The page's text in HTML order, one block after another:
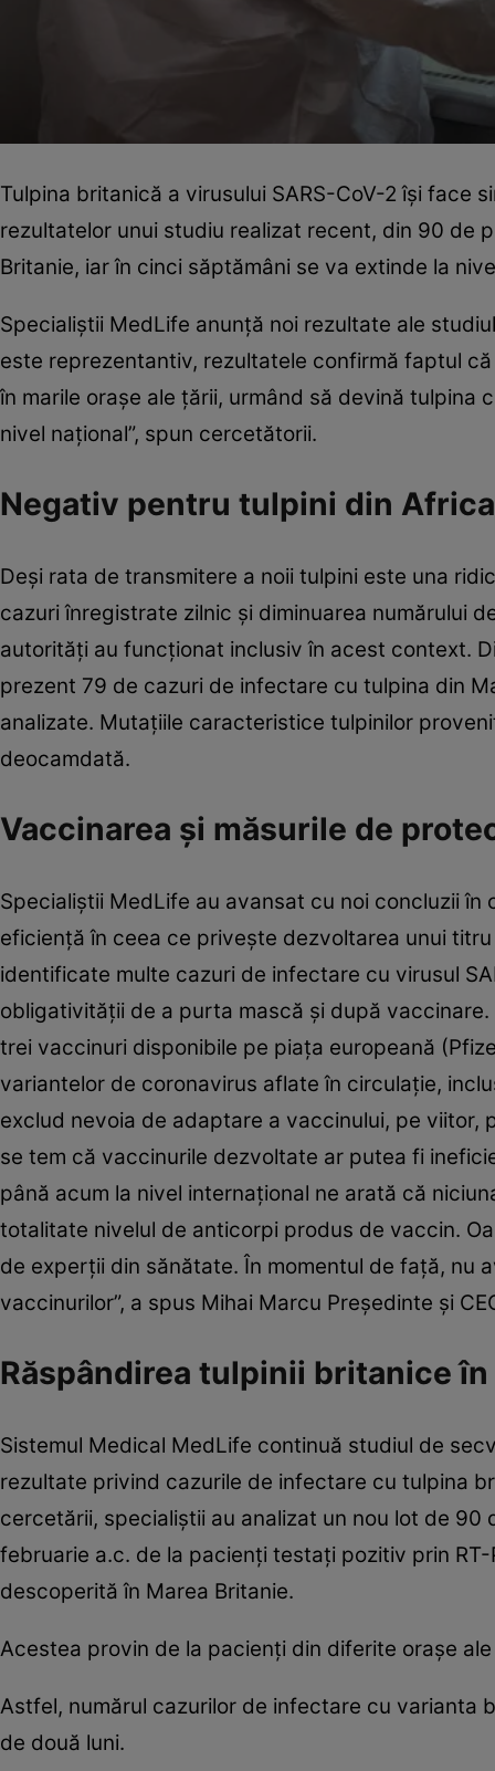
Tulpina britanică a virusului SARS-CoV-2 îşi face
rezultatelor unui studiu realizat recent, din 90 de
Britanie, iar în cinci săptămâni se va extinde la
Specialiştii MedLife anunţă noi rezultate ale
este reprezentantiv, rezultatele confirmă faptul
în marile oraşe ale ţării, urmând să devină
nivel naţional”, spun cercetătorii.
Negativ pentru tulpini din
Deşi rata de transmitere a noii tulpini este una
cazuri înregistrate zilnic şi diminuarea numărului
autorităţi au funcţionat inclusiv în acest context.
prezent 79 de cazuri de infectare cu tulpina din
analizate. Mutaţiile caracteristice tulpinilor
deocamdată.
Vaccinarea şi măsurile de
Specialiştii MedLife au avansat cu noi concluzii
eficienţă în ceea ce priveşte dezvoltarea unui
identificate multe cazuri de infectare cu virusul
obligativităţii de a purta mască şi după
trei vaccinuri disponibile pe piaţa europeană
variantelor de coronavirus aflate în circulaţie,
exclud nevoia de adaptare a vaccinului, pe viitor,
se tem că vaccinurile dezvoltate ar putea fi
până acum la nivel internaţional ne arată că
totalitate nivelul de anticorpi produs de vaccin.
de experţii din sănătate. În momentul de faţă, nu
vaccinurilor”, a spus Mihai Marcu Preşedinte şi
Răspândirea tulpinii britanice
Sistemul Medical MedLife continuă studiul de
rezultate privind cazurile de infectare cu tulpina
cercetării, specialiştii au analizat un nou lot de 90
februarie a.c. de la pacienţi testaţi pozitiv prin
descoperită în Marea Britanie.
Acestea provin de la pacienţi din diferite oraşe
Astfel, numărul cazurilor de infectare cu varianta
de două luni.